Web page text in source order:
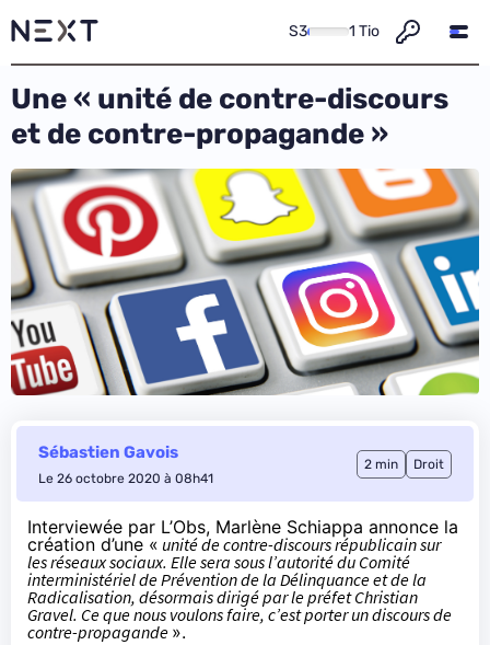
S3 1 Tio
Une « unité de contre-discours
et de contre-propagande »
Sébastien Gavois
Le 26 octobre 2020 à 08h41
2 min Droit
Interviewée par L’Obs, Marlène Schiappa annonce la
création d’une « unité de contre-discours républicain sur
les réseaux sociaux. Elle sera sous l’autorité du Comité
interministériel de Prévention de la Délinquance et de la
Radicalisation, désormais dirigé par le préfet Christian
Gravel. Ce que nous voulons faire, c’est porter un discours de
contre-propagande ».